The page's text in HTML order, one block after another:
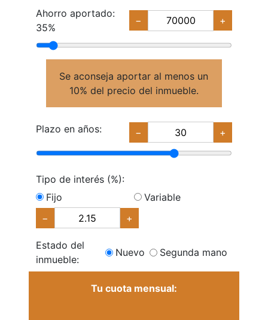
Ahorro aportado:
35%
− +
Se aconseja aportar al menos un
10% del precio del inmueble.
Plazo en años: − +
Tipo de interés (%):
Fijo
Variable
−
+
Estado del
inmueble:
Nuevo Segunda mano
Tu cuota mensual: